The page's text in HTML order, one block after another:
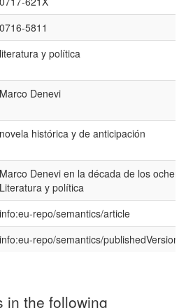
0716-5811
literatura y polí­tica
Marco Denevi
novela histórica y de anticipación
Marco Denevi en la década de los
Literatura y polí­tica
info:eu-repo/semantics/article
info:eu-repo/semantics/publishedVersion
in the following